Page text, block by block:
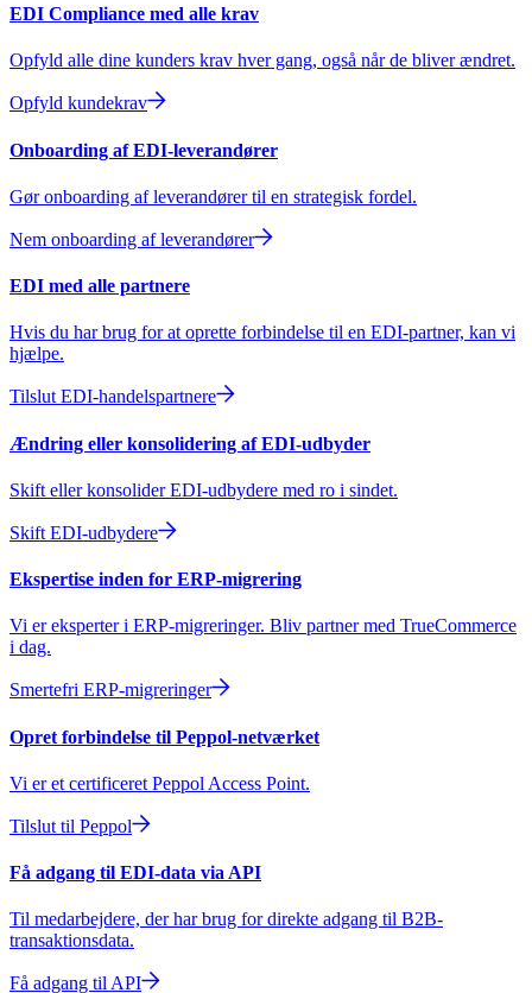
EDI Compliance med alle krav
Opfyld alle dine kunders krav hver gang, også når de bliver ændret.
Opfyld kundekrav
Onboarding af EDI-leverandører
Gør onboarding af leverandører til en strategisk fordel.
Nem onboarding af leverandører
EDI med alle partnere
Hvis du har brug for at oprette forbindelse til en EDI-partner, kan vi
hjælpe.
Tilslut EDI-handelspartnere
Ændring eller konsolidering af EDI-udbyder
Skift eller konsolider EDI-udbydere med ro i sindet.
Skift EDI-udbydere
Ekspertise inden for ERP-migrering
Vi er eksperter i ERP-migreringer. Bliv partner med TrueCommerce
i dag.
Smertefri ERP-migreringer
Opret forbindelse til Peppol-netværket
Vi er et certificeret Peppol Access Point.
Tilslut til Peppol
Få adgang til EDI-data via API
Til medarbejdere, der har brug for direkte adgang til B2B-
transaktionsdata.
Få adgang til API